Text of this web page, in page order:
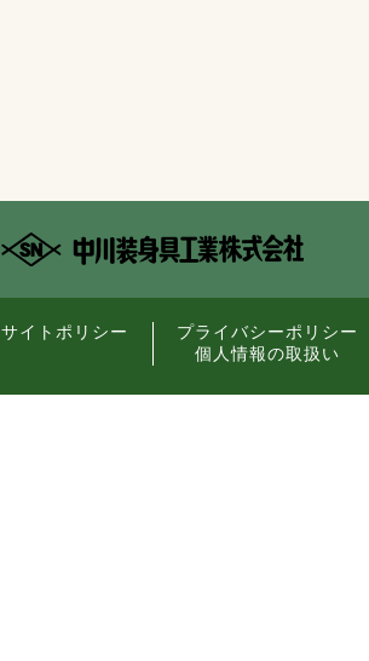
サイトポリシー
プライバシーポリシー
個人情報の取扱い